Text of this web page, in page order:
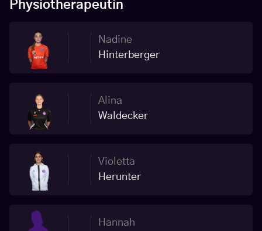
Physiotherapeutin
Nadine
Hinterberger
Alina
Waldecker
Violetta
Herunter
Hannah